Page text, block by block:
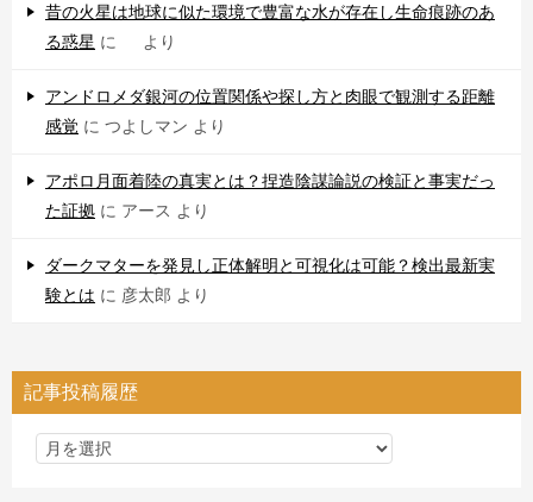
昔の火星は地球に似た環境で豊富な水が存在し生命痕跡のあ
る惑星 に より
アンドロメダ銀河の位置関係や探し方と肉眼で観測する距離
感覚 に つよしマン より
アポロ月面着陸の真実とは？捏造陰謀論説の検証と事実だっ
た証拠 に アース より
ダークマターを発見し正体解明と可視化は可能？検出最新実
験とは に 彦太郎 より
記事投稿履歴